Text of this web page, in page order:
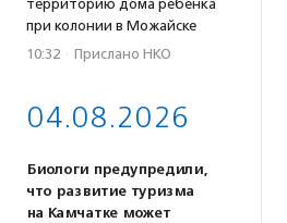
территорию дома ребенка
при колонии в Можайске
10:32 · Прислано НКО
04.08.2026
Биологи предупредили,
что развитие туризма
на Камчатке может